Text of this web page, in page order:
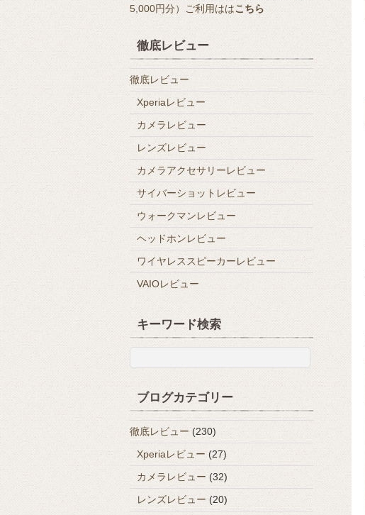
5,000円分）ご利用ははこちら
徹底レビュー
徹底レビュー
Xperiaレビュー
カメラレビュー
レンズレビュー
カメラアクセサリーレビュー
サイバーショットレビュー
ウォークマンレビュー
ヘッドホンレビュー
ワイヤレススピーカーレビュー
VAIOレビュー
キーワード検索
ブログカテゴリー
徹底レビュー (230)
Xperiaレビュー(27)
カメラレビュー (32)
レンズレビュー (20)